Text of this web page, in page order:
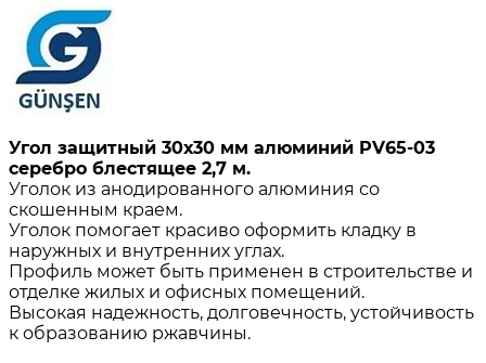
Угол защитный 30х30 мм алюминий PV65-03
серебро блестящее 2,7 м.
Уголок из анодированного алюминия со
скошенным краем.
Уголок помогает красиво оформить кладку в
наружных и внутренних углах.
Профиль может быть применен в строительстве и
отделке жилых и офисных помещений.
Высокая надежность, долговечность, устойчивость
к образованию ржавчины.